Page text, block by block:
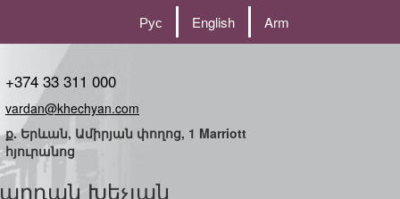
Рус English Arm
+374 33 311 000
vardan@khechyan.com
ք. Երևան, Ամիրյան փողոց, 1 Marriott
հյուրանոց
Խեչյան